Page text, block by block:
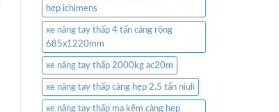
hẹp ichimens
xe nâng tay thấp 4 tấn càng rộng
685x1220mm
xe nâng tay thấp 2000kg ac20m
xe nâng tay thấp càng hẹp 2.5 tấn niuli
xe nâng tay thấp mạ kẽm càng hẹp